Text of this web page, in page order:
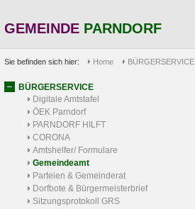
GEMEINDE PARNDORF
Sie befinden sich hier: Home BÜRGERSERVICE
BÜRGERSERVICE
Digitale Amtstafel
ÖEK Parndorf
PARNDORF HILFT
CORONA
Amtshelfer/ Formulare
Gemeindeamt
Parteien & Gemeinderat
Dorfbote & Bürgermeisterbrief
Sitzungsprotokoll GRS